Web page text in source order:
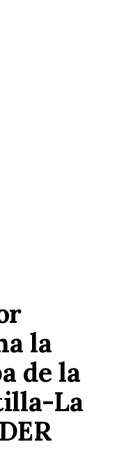
la
de la
La